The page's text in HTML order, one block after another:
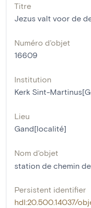
Titre
Jezus valt voor de
Numéro d'objet
16609
Institution
Kerk Sint-
Lieu
Gand[localité]
Nom d'objet
station de chemin
Persistent identifier
hdl:20.500.14037/